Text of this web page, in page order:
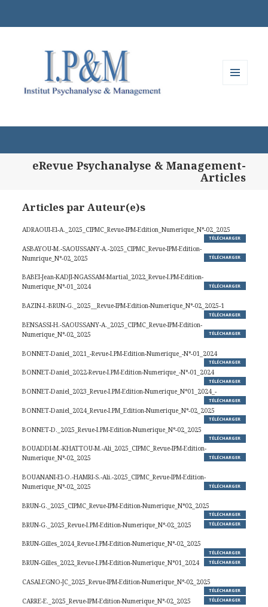
eRevue Psychanalyse & Management-
Articles
Articles par Auteur(e)s
ADRAOUI-El-A._2025_CIPMC_Revue-IPM-Edition_Numerique_N°-02_2025
TÉLÉCHARGER
ASBAYOU-M.-SAOUSSANY-A.-2025_CIPMC_Revue-IPM-Edition-
Numrique_N°-02_2025
TÉLÉCHARGER
BABEI-Jean-KADJI-NGASSAM-Martial_2022_Revue-I.PM-Edition-
Numerique_N°-01_2024
TÉLÉCHARGER
BAZIN-I.-BRUN-G._2025__Revue-IPM-Edition-Numerique_N°-02_2025-1
TÉLÉCHARGER
BENSASSI-H.-SAOUSSANY-A._2025_CIPMC_Revue-IPM-Edition-
Numerique_N°-02_2025
TÉLÉCHARGER
BONNET-Daniel_2021_-Revue-I.PM-Edition-Numerique_-N°-01_2024
TÉLÉCHARGER
BONNET-Daniel_2022-Revue-I.PM-Edition-Numerique_-N°-01_2024
TÉLÉCHARGER
BONNET-Daniel_2023_Revue-I.PM-Edition-Numerique_N°01_2024_-
TÉLÉCHARGER
BONNET-Daniel_2024_Revue-I.PM_Edition-Numerique_N°-02_2025
TÉLÉCHARGER
BONNET-D._2025_Revue-I.PM-Edition-Numerique_N°-02_2025
TÉLÉCHARGER
BOUADDI-M.-KHATTOU-M.-Ali_2025_CIPMC_Revue-IPM-Edition-
Numerique_N°-02_2025
TÉLÉCHARGER
BOUANANI-El-O.-HAMRI-S.-Ali.-2025_CIPMC_Revue-IPM-Edition-
Numerique_N°-02_2025
TÉLÉCHARGER
BRUN-G._2025_CIPMC_Revue-IPM-Edition-Numerique_N°02_2025
TÉLÉCHARGER
BRUN-G._2025_Revue-I.PM-Edition-Numerique_N°-02_2025 TÉLÉCHARGER
BRUN-Gilles_2024_Revue-I.PM-Edition-Numerique_N°-02_2025
TÉLÉCHARGER
BRUN-Gilles_2022_Revue-I.PM-Edition-Numerique_N°01_2024 TÉLÉCHARGER
CASALEGNO-JC_2025_Revue-IPM-Edition-Numerique_N°-02_2025
TÉLÉCHARGER
CARRE-E._2025_Revue-IPM-Edition-Numerique_N°-02_2025 TÉLÉCHARGER